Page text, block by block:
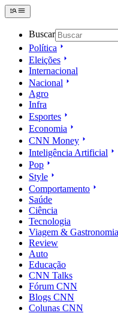
Buscar
Política
Eleições
Internacional
Nacional
Agro
Infra
Esportes
Economia
CNN Money
Inteligência Artificial
Pop
Style
Comportamento
Saúde
Ciência
Tecnologia
Viagem & Gastronomia
Review
Auto
Educação
CNN Talks
Fórum CNN
Blogs CNN
Colunas CNN